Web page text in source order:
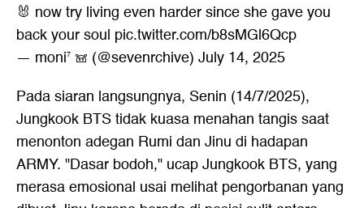
🐰 now try living even harder since she gave you
back your soul pic.twitter.com/b8sMGl6Qcp
— moni⁷ 𖠌 (@sevenrchive) July 14, 2025
Pada siaran langsungnya, Senin (14/7/2025),
Jungkook BTS tidak kuasa menahan tangis saat
menonton adegan Rumi dan Jinu di hadapan
ARMY. "Dasar bodoh," ucap Jungkook BTS, yang
merasa emosional usai melihat pengorbanan yang